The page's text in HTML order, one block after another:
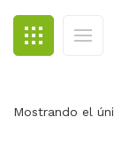
BLOG
CONTACTO
Mostrando el